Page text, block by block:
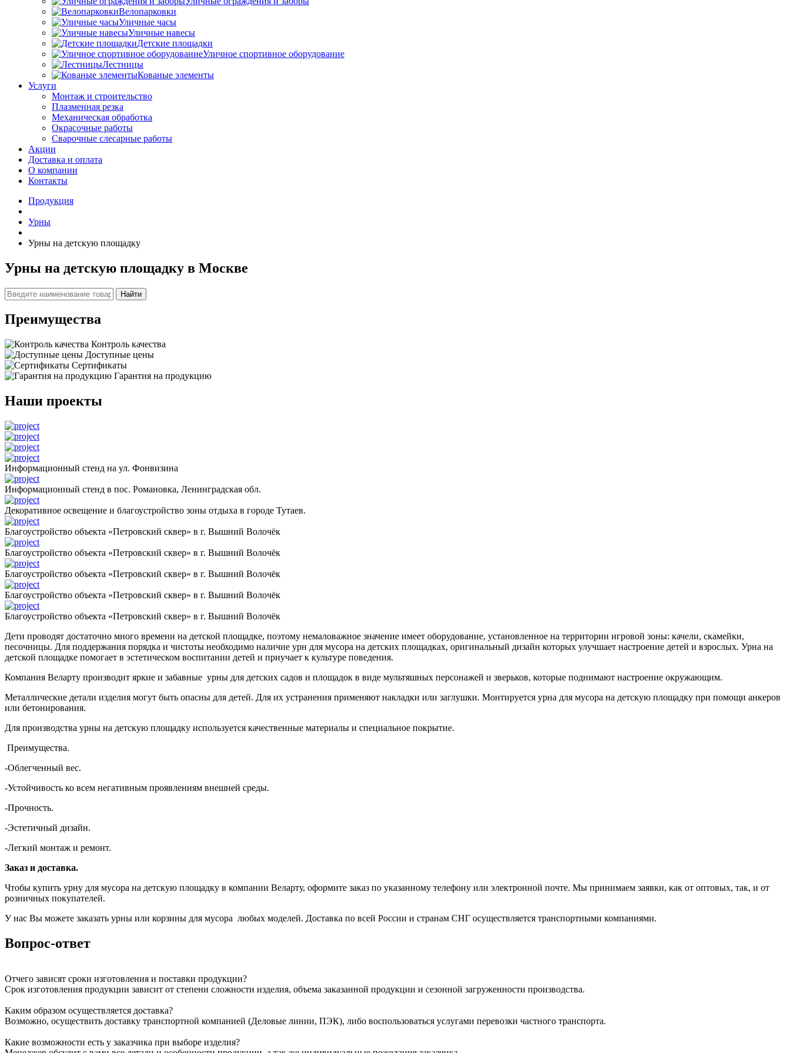
Велопарковки
Уличные часы
Уличные навесы
Детские площадки
Уличное спортивное оборудование
Лестницы
Кованые элементы
Услуги
Монтаж и строительство
Плазменная резка
Механическая обработка
Окрасочные работы
Сварочные слесарные работы
Акции
Доставка и оплата
О компании
Контакты
Продукция
Урны
Урны на детскую площадку
Урны на детскую площадку в Москве
Найти
Преимущества
Контроль качества
Доступные цены
Сертификаты
Гарантия на продукцию
Наши проекты
Информационный стенд на ул. Фонвизина
Информационный стенд в пос. Романовка, Ленинградская обл.
Декоративное освещение и благоустройство зоны отдыха в городе Тутаев.
Благоустройство объекта «Петровский сквер» в г. Вышний Волочёк
Благоустройство объекта «Петровский сквер» в г. Вышний Волочёк
Благоустройство объекта «Петровский сквер» в г. Вышний Волочёк
Благоустройство объекта «Петровский сквер» в г. Вышний Волочёк
Благоустройство объекта «Петровский сквер» в г. Вышний Волочёк
Дети проводят достаточно много времени на детской площадке, поэтому немаловажное значение имеет оборудование, установленное на территории игровой зоны: качели, скамейки,
песочницы. Для поддержания порядка и чистоты необходимо наличие урн для мусора на детских площадках, оригинальный дизайн которых улучшает настроение детей и взрослых. Урна на
детской площадке помогает в эстетическом воспитании детей и приучает к культуре поведения.
Компания Веларту производит яркие и забавные урны для детских садов и площадок в виде мультяшных персонажей и зверьков, которые поднимают настроение окружающим.
Металлические детали изделия могут быть опасны для детей. Для их устранения применяют накладки или заглушки. Монтируется урна для мусора на детскую площадку при помощи анкеров
или бетонирования.
Для производства урны на детскую площадку используется качественные материалы и специальное покрытие.
Преимущества.
-Облегченный вес.
-Устойчивость ко всем негативным проявлениям внешней среды.
-Прочность.
-Эстетичный дизайн.
-Легкий монтаж и ремонт.
Заказ и доставка.
Чтобы купить урну для мусора на детскую площадку в компании Веларту, оформите заказ по указанному телефону или электронной почте. Мы принимаем заявки, как от оптовых, так, и от
розничных покупателей.
У нас Вы можете заказать урны или корзины для мусора любых моделей. Доставка по всей России и странам СНГ осуществляется транспортными компаниями.
Вопрос-ответ
Отчего зависят сроки изготовления и поставки продукции?
Срок изготовления продукции зависит от степени сложности изделия, объема заказанной продукции и сезонной загруженности производства.
Каким образом осуществляется доставка?
Возможно, осуществить доставку транспортной компанией (Деловые линии, ПЭК), либо воспользоваться услугами перевозки частного транспорта.
Какие возможности есть у заказчика при выборе изделия?